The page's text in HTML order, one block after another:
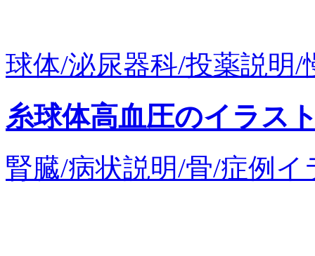
球体/泌尿器科/投薬説明/
糸球体高血圧のイラス
腎臓/病状説明/骨/症例イ